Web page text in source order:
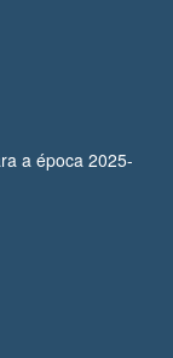
a época 2025-